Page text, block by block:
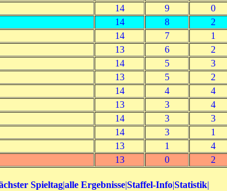
14 9 0
14 8 2
14 7 1
13 6 2
14 5 3
13 5 2
14 4 4
13 3 4
14 3 3
14 3 1
13 1 4
13 0 2
Spieltag|alle Ergebnisse|Staffel-Info|Statistik|